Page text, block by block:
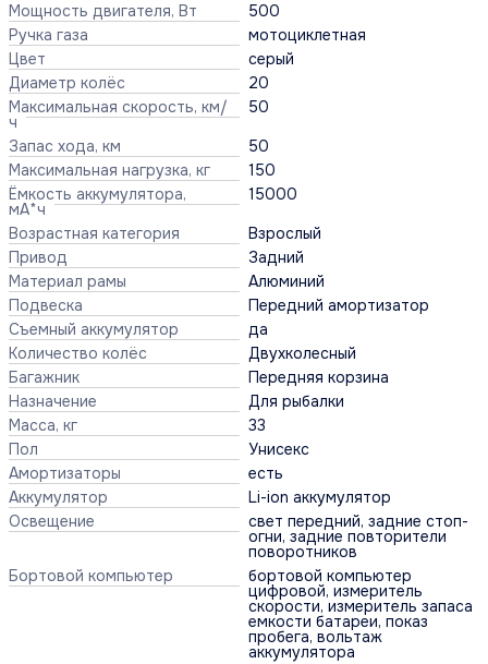
Мощность двигателя, Вт
500
Ручка газа
мотоциклетная
Цвет
серый
Диаметр колёс
20
Максимальная скорость, км/
ч
50
Запас хода, км
50
Максимальная нагрузка, кг
150
Ёмкость аккумулятора,
мА*ч
15000
Возрастная категория
Взрослый
Привод
Задний
Материал рамы
Алюминий
Подвеска
Передний амортизатор
Съемный аккумулятор
да
Количество колёс
Двухколесный
Багажник
Передняя корзина
Назначение
Для рыбалки
Масса, кг
33
Пол
Унисекс
Амортизаторы
есть
Аккумулятор
Li-ion аккумулятор
Освещение
свет передний, задние стоп-
огни, задние повторители
поворотников
Бортовой компьютер
бортовой компьютер
цифровой, измеритель
скорости, измеритель запаса
емкости батареи, показ
пробега, вольтаж
аккумулятора